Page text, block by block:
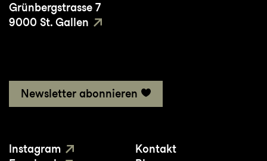
Grünbergstrasse 7
9000 St. Gallen
Newsletter abonnieren
Instagram
Kontakt